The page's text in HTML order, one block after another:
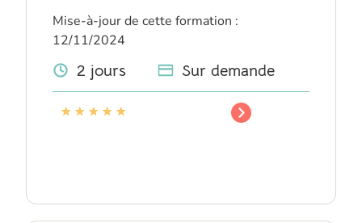
Mise-à-jour de cette formation :
12/11/2024
2 jours Sur demande
★ ★ ★ ★ ★